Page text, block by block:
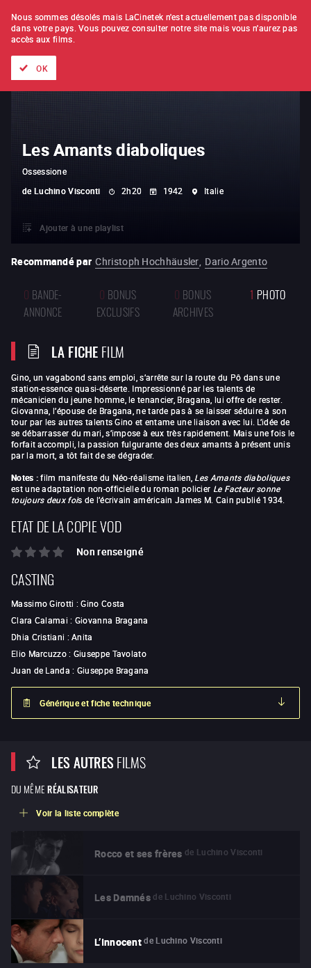
À L'UNITÉ ABONNEMENT
Les Amants diaboliques
Ossessione
de Luchino Visconti 2h20 1942 Italie
Ajouter à une playlist
Recommandé par Christoph Hochhäusler, Dario Argento
0 BANDE-
ANNONCE
0 BONUS
EXCLUSIFS
0 BONUS
ARCHIVES
1 PHOTO
LA FICHEFILM
Gino, un vagabond sans emploi, s’arrête sur la route du Pô dans une
station-essence quasi-déserte. Impressionné par les talents de
mécanicien du jeune homme, le tenancier, Bragana, lui offre de rester.
Giovanna, l’épouse de Bragana, ne tarde pas à se laisser séduire à son
tour par les autres talents Gino et entame une liaison avec lui. L’idée de
se débarrasser du mari, s’impose à eux très rapidement. Mais une fois le
forfait accompli, la passion fulgurante des deux amants à présent unis
par la mort, a tôt fait de se dégrader.
Notes :film manifeste du Néo-réalisme italien, Les Amants diaboliques
est une adaptation non-officielle du roman policier Le Facteur sonne
toujours deux fois de l’écrivain américain James M. Cain publié 1934.
ETAT DE LA COPIE VOD
Non renseigné
CASTING
Massimo Girotti :Gino Costa
Clara Calamai : Giovanna Bragana
Dhia Cristiani :Anita
Elio Marcuzzo: Giuseppe Tavolato
Juan de Landa : Giuseppe Bragana
Générique et fiche technique
LES AUTRESFILMS
DU MÊME RÉALISATEUR
Voir la liste complète
Rocco et ses frères de Luchino Visconti
Les Damnés de Luchino Visconti
L’Innocent de Luchino Visconti
Nous sommes désolés mais LaCinetek n'est actuellement pas disponible
dans votre pays. Vous pouvez consulter notre site mais vous n'aurez pas
accès aux films.
OK